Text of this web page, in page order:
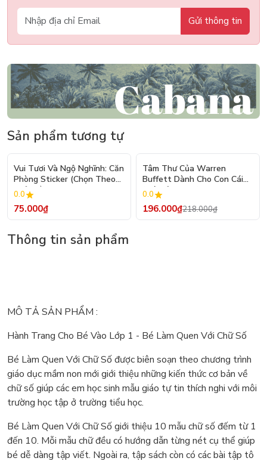
Gửi thông tin
Sản phẩm tương tự
Vui Tươi Và Ngộ Nghĩnh: Căn
Phòng Sticker (Chọn Theo
Chủ Đề) - Hơn 250 Sticker
0.0
75.000₫
Tâm Thư Của Warren
Buffett Dành Cho Con Cái
(Tái Bản 2026)
0.0
196.000₫218.000₫
Thông tin sản phẩm
MÔ TẢ SẢN PHẨM :
Hành Trang Cho Bé Vào Lớp 1 - Bé Làm Quen Với Chữ Số
Bé Làm Quen Với Chữ Số được biên soạn theo chương trình
giáo dục mầm non mới giới thiệu những kiến thức cơ bản về
chữ số giúp các em học sinh mẫu giáo tự tin thích nghi với môi
trường học tập ở trường tiểu học.
Bé Làm Quen Với Chữ Số giới thiệu 10 mẫu chữ số đếm từ 1
đến 10. Mỗi mẫu chữ đều có hướng dẫn từng nét cụ thể giúp
bé dễ dàng tập viết. Ngoài ra, tập sách còn có các bài tập tô